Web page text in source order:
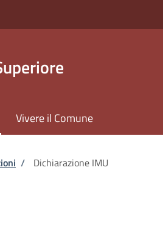
Vivere il Comune
/ Dichiarazione IMU